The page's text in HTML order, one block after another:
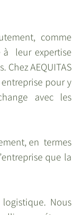
comme
à  leur expertise
AEQUITAS
pour y
avec les
en  termes
que la
Nous